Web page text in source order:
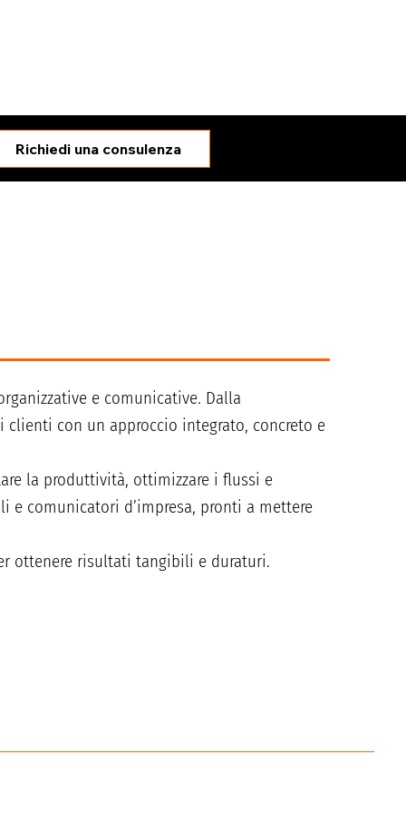
Richiedi una consulenza
e comunicative. Dalla
con un approccio integrato, concreto e
la produttività, ottimizzare i flussi e
e comunicatori d’impresa, pronti a mettere
ottenere risultati tangibili e duraturi.